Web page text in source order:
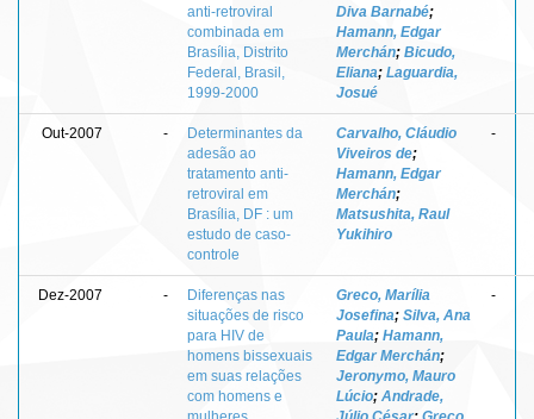
anti-retroviral
combinada em
Brasília, Distrito
Federal, Brasil,
1999-2000
Diva Barnabé;
Hamann, Edgar
Merchán; Bicudo,
Eliana; Laguardia,
Josué
Out-2007 -
Determinantes da
adesão ao
tratamento anti-
retroviral em
Brasília, DF : um
estudo de caso-
controle
Carvalho, Cláudio
Viveiros de;
Hamann, Edgar
Merchán;
Matsushita, Raul
Yukihiro
-
Dez-2007 -
Diferenças nas
situações de risco
para HIV de
homens bissexuais
em suas relações
com homens e
Greco, Marília
Josefina; Silva, Ana
Paula; Hamann,
Edgar Merchán;
Jeronymo, Mauro
Lúcio; Andrade,
-